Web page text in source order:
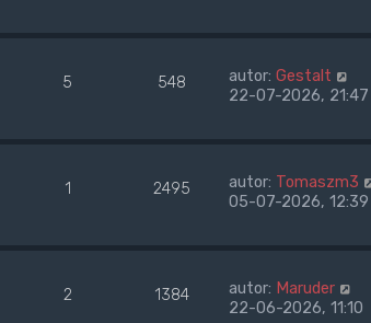
5 548 autor: Gestalt
22-07-2026, 21:47
1 2495 autor: Tomaszm3
05-07-2026, 12:39
2 1384 autor: Maruder
22-06-2026, 11:10